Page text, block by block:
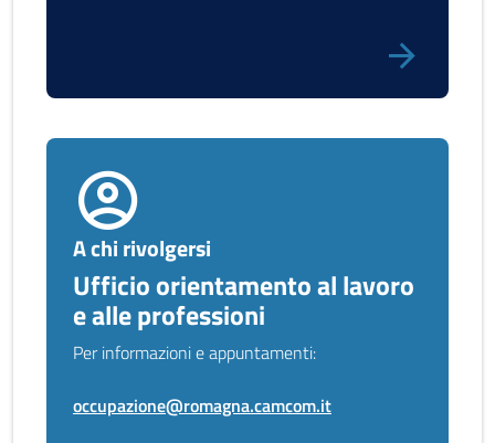
A chi rivolgersi
Ufficio orientamento al lavoro
e alle professioni
Per informazioni e appuntamenti:
occupazione@romagna.camcom.it